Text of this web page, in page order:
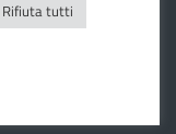
e feedback
Rifiuta tutti